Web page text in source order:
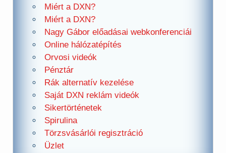
Miért a DXN?
Miért a DXN?
Nagy Gábor előadásai webkonferenciái
Online hálózatépítés
Orvosi videók
Pénztár
Rák alternatív kezelése
Saját DXN reklám videók
Sikertörténetek
Spirulina
Törzsvásárlói regisztráció
Üzlet